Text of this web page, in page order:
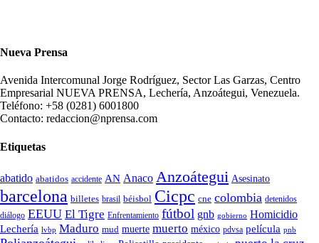
Nueva Prensa
Avenida Intercomunal Jorge Rodríguez, Sector Las Garzas, Centro
Empresarial NUEVA PRENSA, Lechería, Anzoátegui, Venezuela.
Teléfono: +58 (0281) 6001800
Contacto: redaccion@nprensa.com
Etiquetas
abatido abatidos accidente AN Anaco Anzoátegui Asesinato
barcelona billetes brasil béisbol Cicpc cne colombia detenidos
diálogo EEUU El Tigre Enfrentamiento fútbol gnb gobierno Homicidio
Lechería lvbp Maduro mud muerte muerto méxico pdvsa película pnb